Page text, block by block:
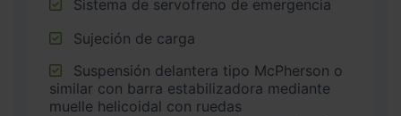
Sistema de servofreno de emergencia
Sujeción de carga
similar con barra estabilizadora mediante
muelle helicoidal con ruedas